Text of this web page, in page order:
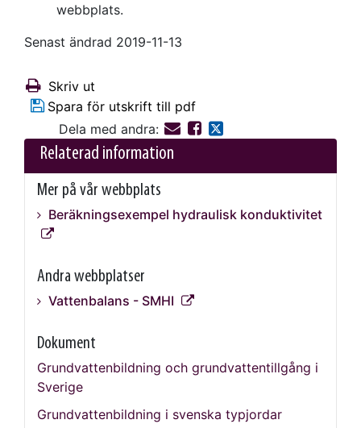
webbplats.
Senast ändrad 2019-11-13
Skriv ut
Spara för utskrift till pdf
Dela med andra:
Relaterad information
Mer på vår webbplats
Beräkningsexempel hydraulisk konduktivitet
Andra webbplatser
Vattenbalans - SMHI
Dokument
Grundvattenbildning och grundvattentillgång i
Sverige
Grundvattenbildning i svenska typjordar